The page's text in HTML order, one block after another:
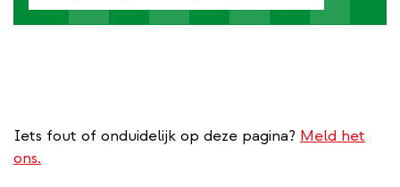
Iets fout of onduidelijk op deze pagina? Meld het
ons.